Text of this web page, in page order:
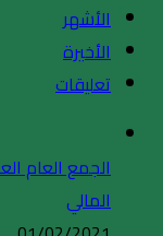
الأشهر
الأخيرة
تعليقات
المالي